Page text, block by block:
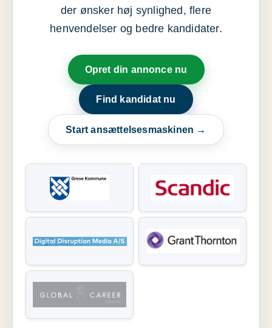
der ønsker høj synlighed, flere
henvendelser og bedre kandidater.
Opret din annonce nu
Find kandidat nu
Start ansættelsesmaskinen →